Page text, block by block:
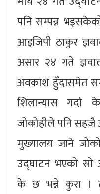
पनि सम्पन्न
आइजिपी ठाकुर
असार २४ गते
अवकाश हुँदासमेत
शिलान्यास गर्दा
जोकोहीले पनि
मुख्यालय जाने
उद्घाटन भएको सो
के छ भन्ने कुरा ।